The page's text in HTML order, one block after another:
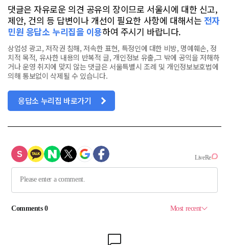
댓글은 자유로운 의견 공유의 장이므로 서울시에 대한 신고,
제안, 건의 등 답변이나 개선이 필요한 사항에 대해서는 전자
민원 응답소 누리집을 이용하여 주시기 바랍니다.
상업성 광고, 저작권 침해, 저속한 표현, 특정인에 대한 비방, 명예훼손, 정
치적 목적, 유사한 내용의 반복적 글, 개인정보 유출,그 밖에 공익을 저해하
거나 운영 취지에 맞지 않는 댓글은 서울특별시 조례 및 개인정보보호법에
의해 통보없이 삭제될 수 있습니다.
응답소 누리집 바로가기